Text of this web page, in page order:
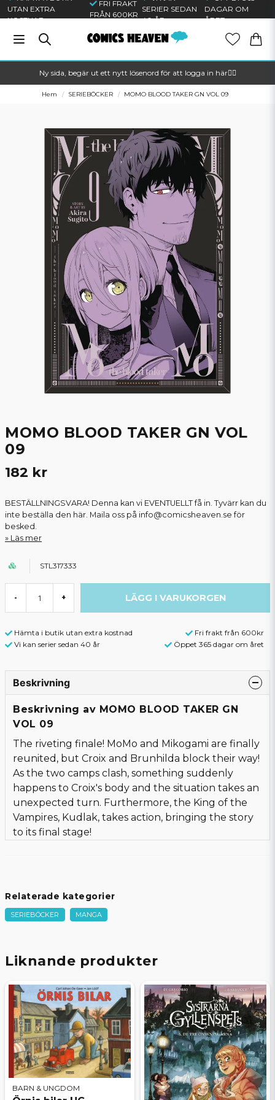
UTAN EXTRA
KOSTNAD
FRI FRAKT
FRÅN 600KR
SERIER SEDAN
40 ÅR
DAGAR OM
ÅRET
Ny sida, begär ut ett nytt lösenord för att logga in här🦸‍♂️
Hem SERIEBÖCKER MOMO BLOOD TAKER GN VOL 09
MOMO BLOOD TAKER GN VOL
09
182 kr
BESTÄLLNINGSVARA! Denna kan vi EVENTUELLT få in. Tyvärr kan du
inte beställa den här. Maila oss på info@comicsheaven.se för
besked.
Läs mer
STL317333
- + LÄGG I VARUKORGEN
Hämta i butik utan extra kostnad
Fri frakt från 600kr
Vi kan serier sedan 40 år
Öppet 365 dagar om året
Beskrivning
Beskrivning av MOMO BLOOD TAKER GN
VOL 09
The riveting finale! MoMo and Mikogami are finally
reunited, but Croix and Brunhilda block their way!
As the two camps clash, something suddenly
happens to Croix's body and the situation takes an
unexpected turn. Furthermore, the King of the
Vampires, Kudlak, takes action, bringing the story
to its final stage!
Relaterade kategorier
SERIEBÖCKER MANGA
Liknande produkter
BARN & UNGDOM